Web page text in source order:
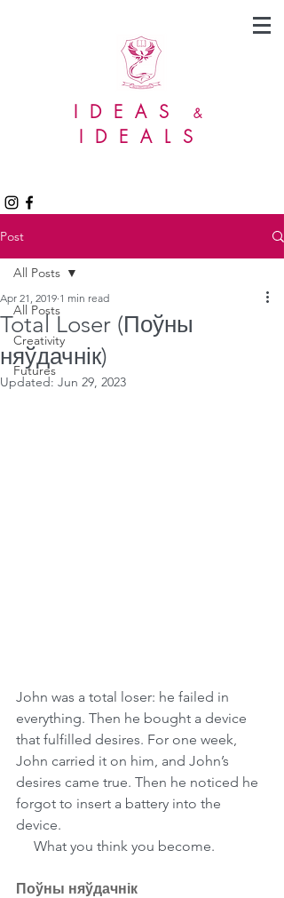
IDEAS &
IDEALS
Post
All Posts
Creativity
Futures
All Posts
Total Loser (Поўны
няўдачнік)
Apr 21, 2019 1 min read
Updated: Jun 29, 2023
John was a total loser: he failed in
everything. Then he bought a device
that fulfilled desires. For one week,
John carried it on him, and John’s
desires came true. Then he noticed he
forgot to insert a battery into the
device.
     What you think you become.
Поўны няўдачнік